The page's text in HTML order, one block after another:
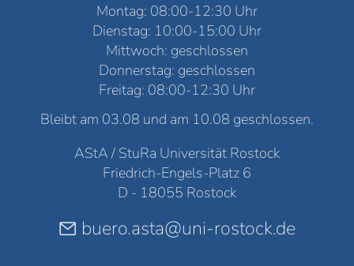
Montag: 08:00-12:30 Uhr
Dienstag: 10:00-15:00 Uhr
Mittwoch: geschlossen
Donnerstag: geschlossen
Freitag: 08:00-12:30 Uhr
Bleibt am 03.08 und am 10.08 geschlossen.
AStA / StuRa Universität Rostock
Friedrich-Engels-Platz 6
D - 18055 Rostock
buero.asta@uni-rostock.de